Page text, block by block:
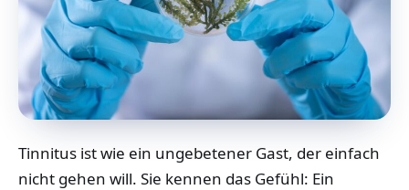
Tinnitus ist wie ein ungebetener Gast, der einfach
nicht gehen will. Sie kennen das Gefühl: Ein